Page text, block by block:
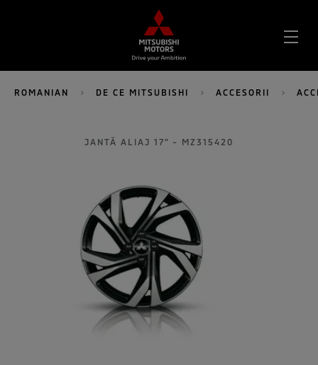
ROMANIAN DE CE MITSUBISHI ACCESORII
JANTĂ ALIAJ 17” - MZ315420